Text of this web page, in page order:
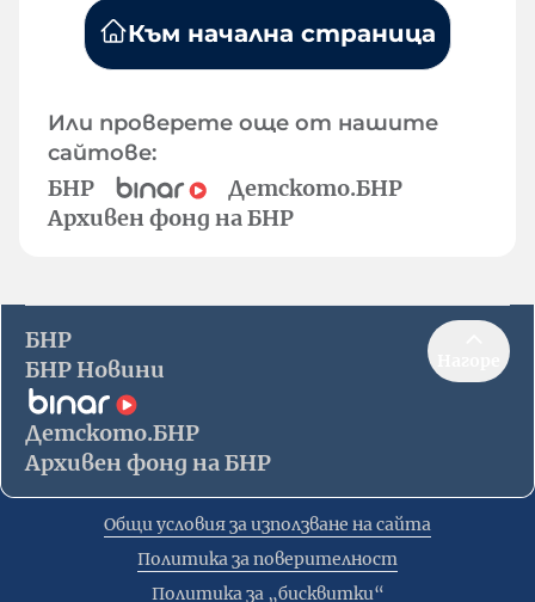
Към начална страница
Или проверете още от нашите
сайтове:
БНР
Детското.БНР
Архивен фонд на БНР
БНР
БНР Новини
Детското.БНР
Архивен фонд на БНР
Общи условия за използване на сайта
Политика за поверителност
Политика за „бисквитки“